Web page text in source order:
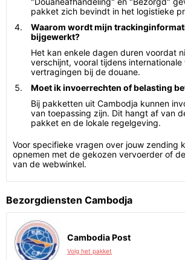
pakket zich bevindt in het logistieke
Waarom wordt mijn
bijgewerkt?
Het kan enkele dagen duren voordat
verschijnt, vooral tijdens
vertragingen bij de douane.
Moet ik invoerrechten of belasting
Bij pakketten uit Cambodja kunnen
van toepassing zijn. Dit hangt af van
pakket en de lokale regelgeving.
Voor specifieke vragen over jouw zending
opnemen met de gekozen vervoerder of
van de webwinkel.
Bezorgdiensten Cambodja
Cambodia Post
Volg het pakket